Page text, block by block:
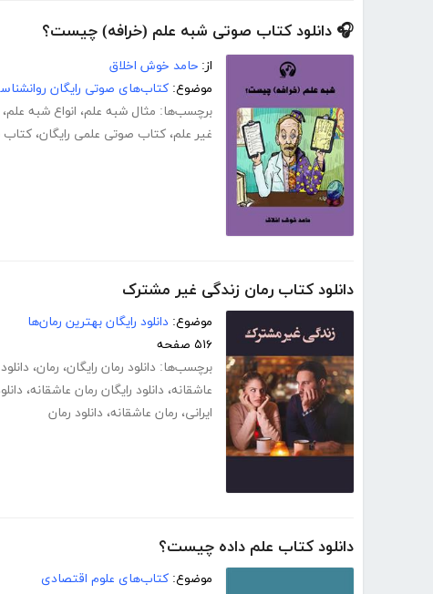
🎧 دانلود کتاب صوتی شبه علم (خرافه) چیست؟
از: حامد خوش اخلاق
موضوع: کتاب‌های صوتی رایگان
برچسب‌ها: مثال شبه علم، انواع شبه علم،
غیر علم، کتاب صوتی علمی رایگان، کتاب
دانلود کتاب رمان زندگی غیر مشترک
موضوع: دانلود رایگان بهترین رمان‌ها
۵۱۶ صفحه
برچسب‌ها: دانلود رمان رایگان، رمان،
عاشقانه، دانلود رایگان رمان عاشقانه،
ایرانی، رمان عاشقانه، دانلود رمان
دانلود کتاب علم داده چیست؟
موضوع: کتاب‌های علوم اقتصادی